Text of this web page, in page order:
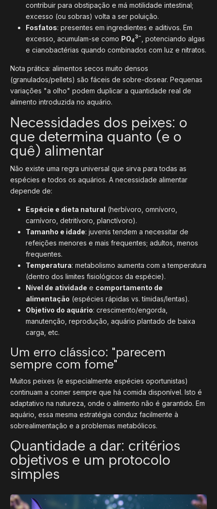
contribuir para obstipação e má motilidade intestinal;
excesso (ou sobras) volta a ser poluição.
Fosfatos: presentes em ingredientes e aditivos. Em
excesso, acumulam-se como PO4
3−
, potenciando algas
e cianobactérias quando combinados com luz e nitratos.
Nota prática: alimentos secos muito densos
(granulados/pellets) são fáceis de sobre-dosear. Pequenas
variações "a olho" podem duplicar a quantidade real de
alimento introduzida no aquário.
Necessidades dos peixes: o
que determina quanto (e o
quê) alimentar
Não existe uma regra universal que sirva para todas as
espécies e todos os aquários. A necessidade alimentar
depende de:
Espécie e dieta natural (herbívoro, omnívoro,
carnívoro, detritívoro, planctívoro).
Tamanho e idade: juvenis tendem a necessitar de
refeições menores e mais frequentes; adultos, menos
frequentes.
Temperatura: metabolismo aumenta com a temperatura
(dentro dos limites fisiológicos da espécie).
Nível de atividade e comportamento de
alimentação (espécies rápidas vs. tímidas/lentas).
Objetivo do aquário: crescimento/engorda,
manutenção, reprodução, aquário plantado de baixa
carga, etc.
Um erro clássico: "parecem
sempre com fome"
Muitos peixes (e especialmente espécies oportunistas)
continuam a comer sempre que há comida disponível. Isto é
adaptativo na natureza, onde o alimento não é garantido. Em
aquário, essa mesma estratégia conduz facilmente à
sobrealimentação e a problemas metabólicos.
Quantidade a dar: critérios
objetivos e um protocolo
simples